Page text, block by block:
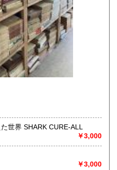
深海の万能薬 クスリを超えた世界 SHARK CURE-ALL
￥3,000
￥3,000